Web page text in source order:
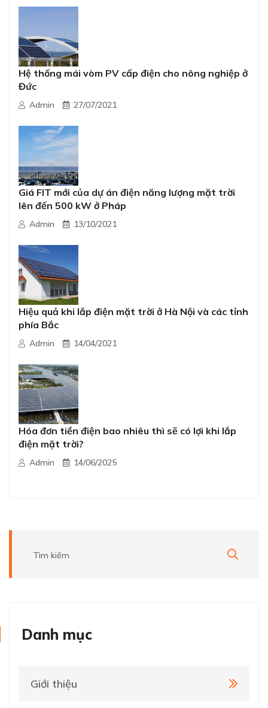
Hệ thống mái vòm PV cấp điện cho nông nghiệp ở
Đức
Admin 27/07/2021
Giá FIT mới của dự án điện năng lượng mặt trời
lên đến 500 kW ở Pháp
Admin 13/10/2021
Hiệu quả khi lắp điện mặt trời ở Hà Nội và các tỉnh
phía Bắc
Admin 14/04/2021
Hóa đơn tiền điện bao nhiêu thì sẽ có lợi khi lắp
điện mặt trời?
Admin 14/06/2025
Danh mục
Giới thiệu